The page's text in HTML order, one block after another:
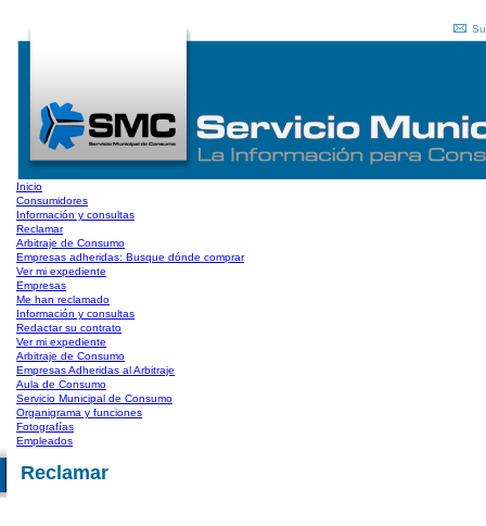
Inicio
Consumidores
Información y consultas
Reclamar
Arbitraje de Consumo
Empresas adheridas: Busque dónde comprar
Ver mi expediente
Empresas
Me han reclamado
Información y consultas
Redactar su contrato
Ver mi expediente
Arbitraje de Consumo
Empresas Adheridas al Arbitraje
Aula de Consumo
Servicio Municipal de Consumo
Organigrama y funciones
Fotografías
Empleados
Reclamar